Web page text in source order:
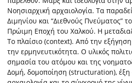
Νοησιαρχική αρχαιολογία. Τα
Διμηνίου και “Διεθνούς Πνεύματος”
Πρώιμη Εποχή του Χαλκού. Η
Το πλαίσιο (context). Από την
την ερμηνευτικότητα. Ο υλικός
σημασία του ατόμου και της
Δομή, δομοποίηση (structuration),